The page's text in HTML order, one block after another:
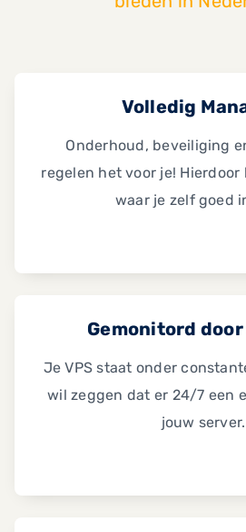
Volledig
Onderhoud, beveiliging
regelen het voor je! Hierdoor
waar je zelf goed
Gemonitord
Je VPS staat onder
wil zeggen dat er 24/7 een
jouw server.